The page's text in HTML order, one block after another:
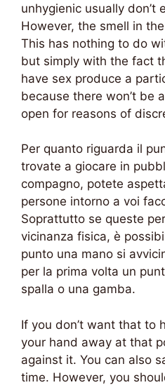
unhygienic usually don’t
However, the smell in
This has nothing to do
but simply with the fact
have sex produce a
because there won’t be
open for reasons of
Per quanto riguarda il
trovate a giocare in
compagno, potete
persone intorno a voi
Soprattutto se queste
vicinanza fisica, è
punto una mano si
per la prima volta un
spalla o una gamba.
If you don’t want that to
your hand away at that
against it. You can also
time. However, you